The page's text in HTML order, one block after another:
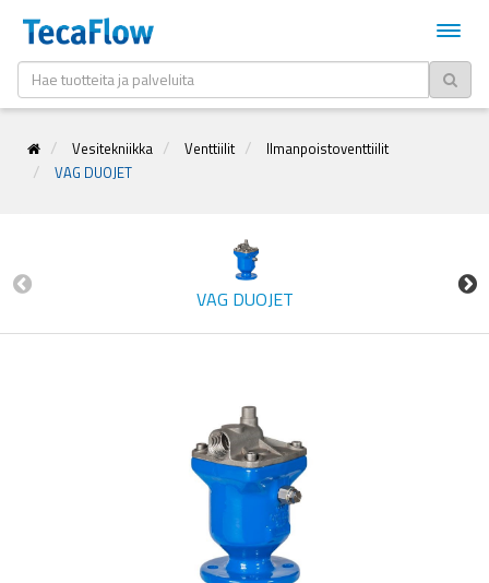
Vesitekniikka Venttiilit
Ilmanpoistoventtiilit
VAG DUOJET
VAG DUOJET